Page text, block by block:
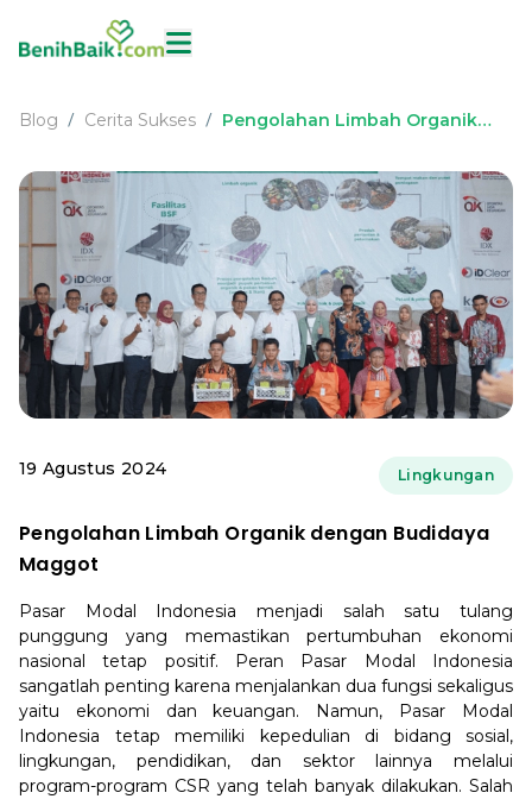
Blog / Cerita Sukses / Pengolahan Limbah Organik
19 Agustus 2024 Lingkungan
Pengolahan Limbah Organik dengan Budidaya
Maggot
Pasar Modal Indonesia menjadi salah satu tulang
punggung yang memastikan pertumbuhan ekonomi
nasional tetap positif. Peran Pasar Modal Indonesia
sangatlah penting karena menjalankan dua fungsi sekaligus
yaitu ekonomi dan keuangan. Namun, Pasar Modal
Indonesia tetap memiliki kepedulian di bidang sosial,
lingkungan, pendidikan, dan sektor lainnya melalui
program-program CSR yang telah banyak dilakukan. Salah